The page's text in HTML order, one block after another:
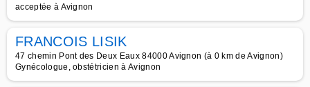
acceptée à Avignon
FRANCOIS LISIK
47 chemin Pont des Deux Eaux 84000 Avignon (à 0 km de Avignon)
Gynécologue, obstétricien à Avignon